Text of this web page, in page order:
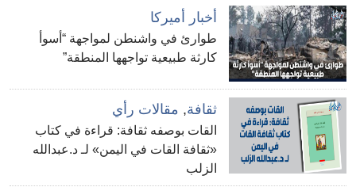
أخبار أميركا
طوارئ في واشنطن لمواجهة “أسوأ
كارثة طبيعية تواجهها المنطقة”
ثقافة, مقالات رأي
القات بوصفه ثقافة: قراءة في كتاب
«ثقافة القات في اليمن» لـ د.عبدالله
الزلب